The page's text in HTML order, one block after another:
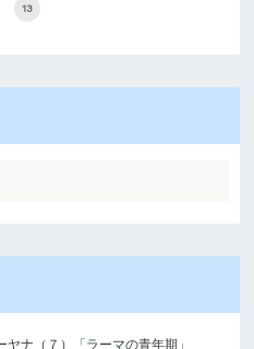
13
ナ（７）「ラーマの青年期」